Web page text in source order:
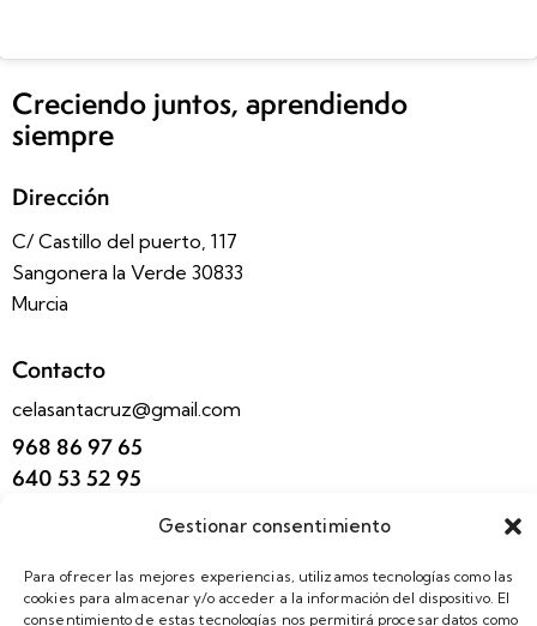
Gestionar consentimiento
Para ofrecer las mejores experiencias, utilizamos tecnologías como las
cookies para almacenar y/o acceder a la información del dispositivo. El
consentimiento de estas tecnologías nos permitirá procesar datos como
Creciendo juntos, aprendiendo
siempre
Dirección
C/ Castillo del puerto, 117
Sangonera la Verde 30833
Murcia
Contacto
celasantacruz@gmail.com
968 86 97 65
640 53 52 95
Redes Sociales
Facebook
Instagram